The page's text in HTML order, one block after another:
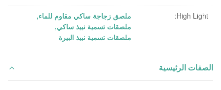
High Light: ملصق زجاجة ساكي مقاوم للماء,
ملصقات تسمية نبيذ ساكي,
ملصقات تسمية نبيذ البيرة
الصفات الرئيسية